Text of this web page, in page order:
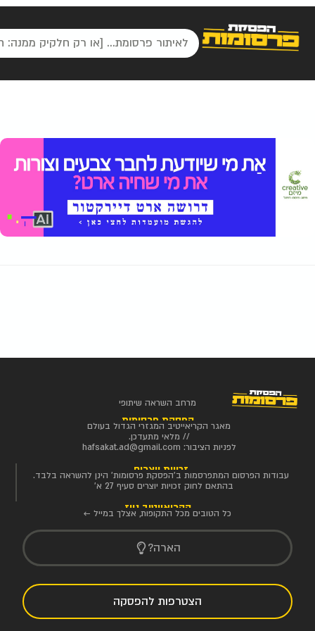
מרחב השראה שיתופי
הפסקת פרסומות
מאגר הקריאייטיב המגזרי הגדול בעולם
// מלאי מתעדכן.
לפניות הציבור: hafsakat.ad@gmail.com
זכויות יוצרים
עבודות הפרסום המתפרסמות ב'הפסקת פרסומות' הינן להשראה בלבד.
בהתאם לחוק זכויות יוצרים סעיף 27 א'
הקריאייטיב ניוז
כל הטובים מכל התקופות, אצלך במייל ←
הארה?
הצטרפות להפסקה